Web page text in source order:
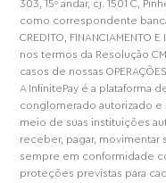
303, 15º andar, cj. 1501 C,
como correspondente
CREDITO, FINANCIAMENTO
nos termos da Resolução
casos de nossas OPERAÇÕES
A InfinitePay é a plataforma
conglomerado autorizado e
meio de suas instituições
receber, pagar, movimentar
sempre em conformidade
proteções previstas para